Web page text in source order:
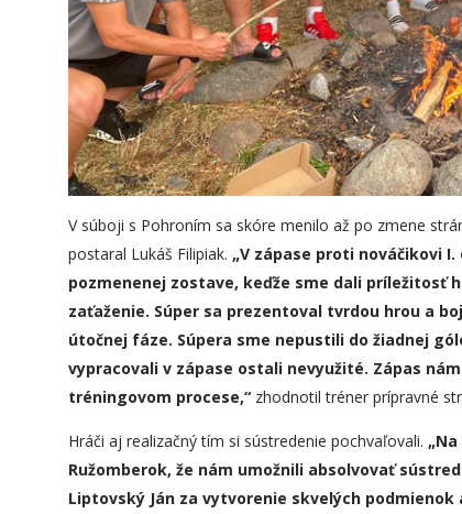
V súboji s Pohroním sa skóre menilo až po zmene
postaral Lukáš Filipiak. „V zápase proti nováčikovi
pozmenenej zostave, keďže sme dali príležitosť
zaťaženie. Súper sa prezentoval tvrdou hrou a
útočnej fáze. Súpera sme nepustili do žiadnej
vypracovali v zápase ostali nevyužité. Zápas
tréningovom procese,“ zhodnotil tréner prípravné
Hráči aj realizačný tím si sústredenie pochvaľovali. „
Ružomberok, že nám umožnili absolvovať
Liptovský Ján za vytvorenie skvelých podmienok